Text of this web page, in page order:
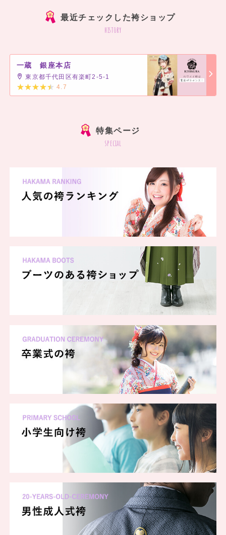
一蔵 福島店
一蔵 上野店
一蔵 新横浜プリンスペペ店
一蔵 平塚店
一蔵 前橋店
一蔵 伊勢崎店
一蔵 なんば店
一蔵 あべのハルカス店
一蔵 和歌山店
一蔵 徳島店
一蔵 熊本店
一蔵 名古屋栄本店
一蔵 ららぽーと名古屋みなとアクルス店
一蔵 ららぽーと海老名店
一蔵 長野店
一蔵 ららぽーと柏の葉
一蔵 名古屋藤が丘店
一蔵 郡山店
一蔵 金沢店
一蔵 弘前店
一蔵 ららぽーと新三郷店
一蔵 池袋店
一蔵 川崎店
一蔵 秋田店
一蔵 京都烏丸店
一蔵 高槻店
一蔵 浜松店
一蔵 鹿児島店
一蔵 富士店
一蔵 宇都宮店
一蔵 新宿三丁目店
最近チェックした袴ショップ
history
一蔵 銀座本店
東京都千代田区有楽町2-5-1
4.7
特集ページ
special